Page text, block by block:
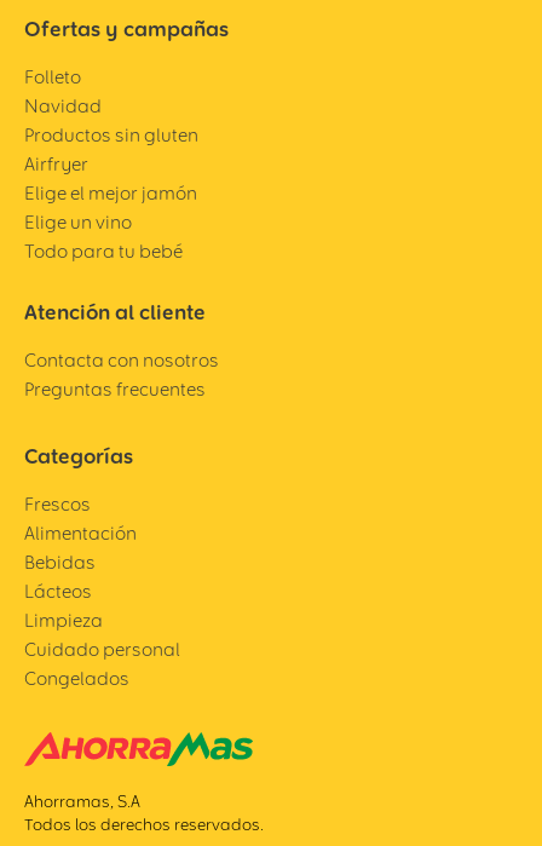
Ofertas y campañas
Folleto
Navidad
Productos sin gluten
Airfryer
Elige el mejor jamón
Elige un vino
Todo para tu bebé
Atención al cliente
Contacta con nosotros
Preguntas frecuentes
Categorías
Frescos
Alimentación
Bebidas
Lácteos
Limpieza
Cuidado personal
Congelados
Ahorramas, S.A
Todos los derechos reservados.